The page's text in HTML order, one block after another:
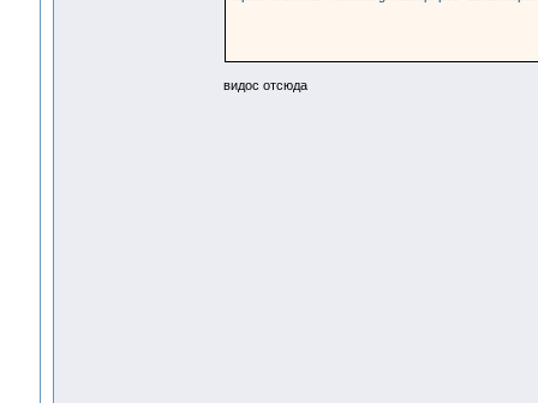
видос отсюда